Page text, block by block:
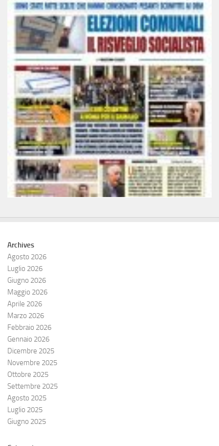
Archives
Agosto 2026
Luglio 2026
Giugno 2026
Maggio 2026
Aprile 2026
Marzo 2026
Febbraio 2026
Gennaio 2026
Dicembre 2025
Novembre 2025
Ottobre 2025
Settembre 2025
Agosto 2025
Luglio 2025
Giugno 2025